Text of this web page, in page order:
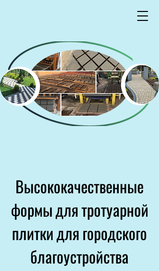
Высококачественные
формы для тротуарной
плитки для городского
благоустройства